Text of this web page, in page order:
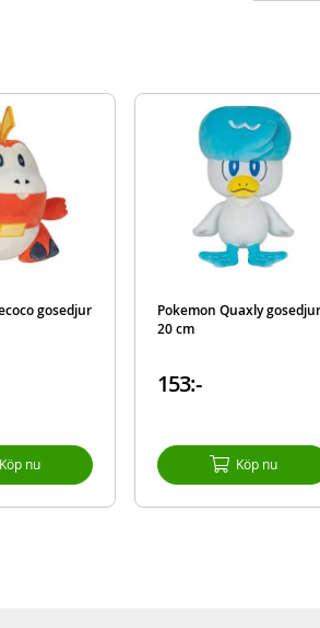
gosedjur
Köp nu
Pokemon Quaxly
20 cm
153:-
Köp nu